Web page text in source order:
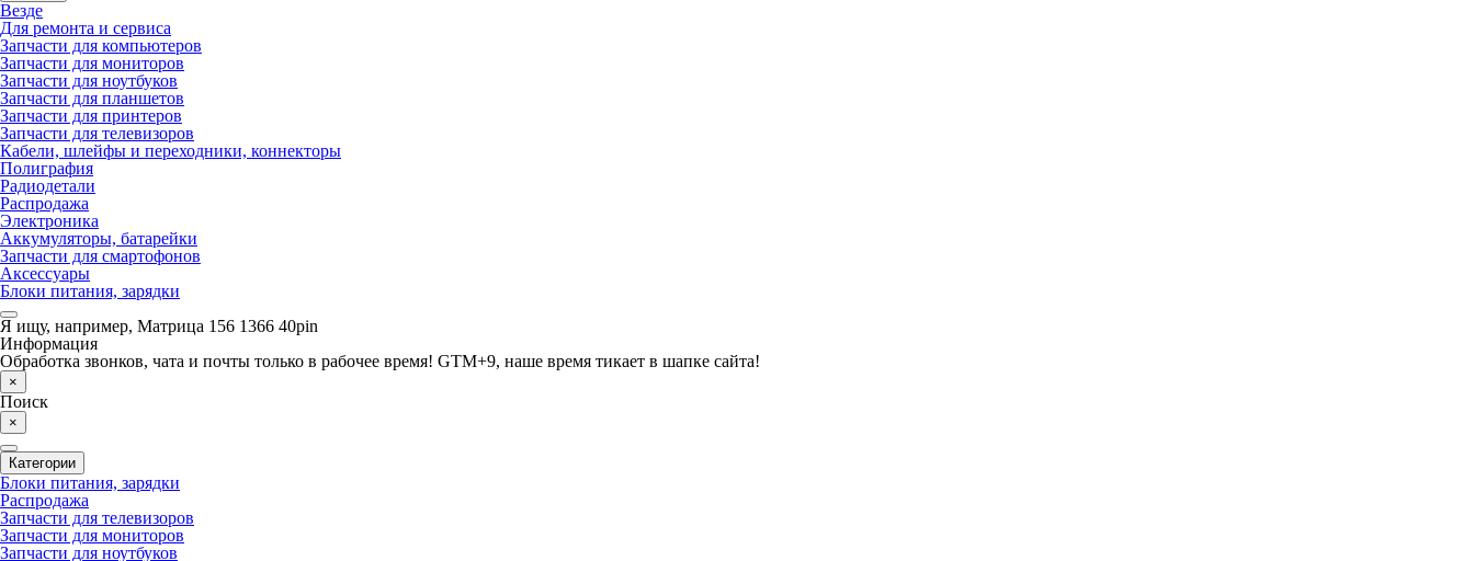
Везде
Для ремонта и сервиса
Запчасти для компьютеров
Запчасти для мониторов
Запчасти для ноутбуков
Запчасти для планшетов
Запчасти для принтеров
Запчасти для телевизоров
Кабели, шлейфы и переходники, коннекторы
Полиграфия
Радиодетали
Распродажа
Электроника
Аккумуляторы, батарейки
Запчасти для смартофонов
Аксессуары
Блоки питания, зарядки
Я ищу, например, Матрица 156 1366 40pin
Информация
Обработка звонков, чата и почты только в рабочее время! GTM+9, наше время тикает в шапке сайта!
×
Поиск
×
Категории
Блоки питания, зарядки
Распродажа
Запчасти для телевизоров
Запчасти для мониторов
Запчасти для ноутбуков